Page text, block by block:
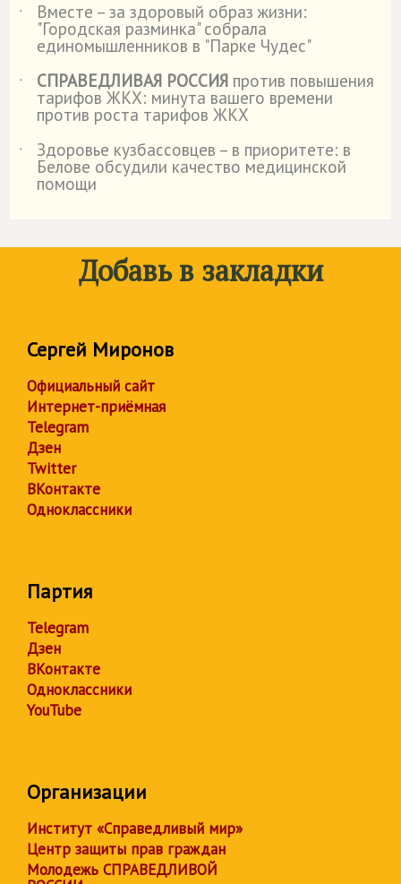
˙
Вместе – за здоровый образ жизни:
"Городская разминка" собрала
единомышленников в "Парке Чудес"
˙
СПРАВЕДЛИВАЯ РОССИЯ против повышения
тарифов ЖКХ: минута вашего времени
против роста тарифов ЖКХ
˙
Здоровье кузбассовцев – в приоритете: в
Белове обсудили качество медицинской
помощи
Добавь в закладки
Сергей Миронов
Официальный сайт
Интернет-приёмная
Telegram
Дзен
Twitter
ВКонтакте
Одноклассники
Партия
Telegram
Дзен
ВКонтакте
Одноклассники
YouTube
Организации
Институт «Справедливый мир»
Центр защиты прав граждан
Молодежь СПРАВЕДЛИВОЙ